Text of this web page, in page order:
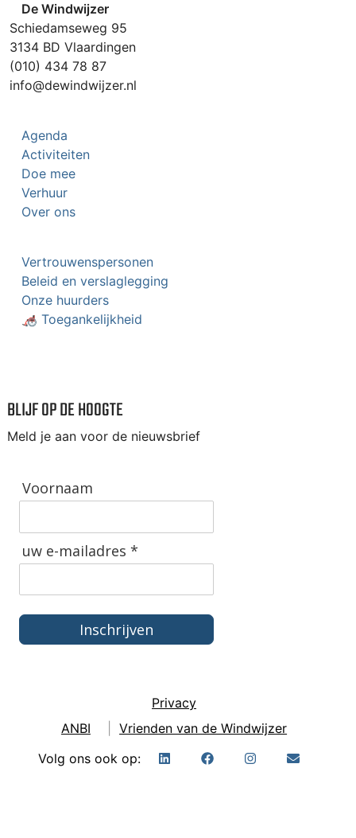
De Windwijzer
Schiedamseweg 95
3134 BD Vlaardingen
(010) 434 78 87
info@dewindwijzer.nl
Agenda
Activiteiten
Doe mee
Verhuur
Over ons
Vertrouwenspersonen
Beleid en verslaglegging
Onze huurders
🦽 Toegankelijkheid
BLIJF OP DE HOOGTE
Meld je aan voor de nieuwsbrief
Voornaam
uw e-mailadres *
Inschrijven
Privacy
ANBI
Vrienden van de Windwijzer
Volg ons ook op: